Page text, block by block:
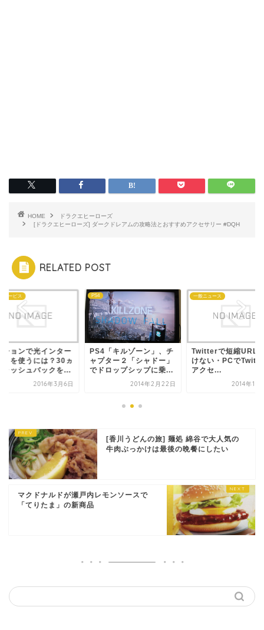
HOME
ドラクエヒーローズ
[ドラクエヒーローズ] ダークドレアムの攻略法とおすすめアクセサリー #DQH
RELATED POST
サービス
ションで光インター
トを使うには？30ヵ
ャッシュバックを...
2016年3月6日
PS4
PS4「キルゾーン」、チ
ャプター２「シャドー」
でドロップシップに乗...
2014年2月22日
一般ニュース
Twitterで短縮URL
けない・PCで
アクセ...
2014年10
[香川うどんの旅] 麺処 綿谷で大人気の
牛肉ぶっかけは最後の晩餐にしたい
マクドナルドが瀬戸内レモンソースで
「てりたま」の新商品